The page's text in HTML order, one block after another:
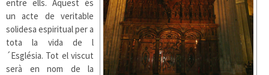
entre ells. Aquest és
un acte de veritable
solidesa espiritual per a
tota la vida de l
´Església. Tot el viscut
serà en nom de la